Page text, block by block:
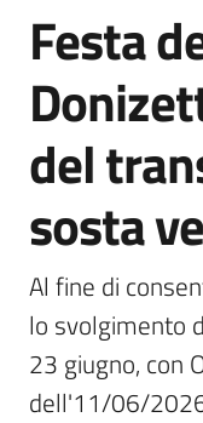
Servizi
Vivere
Russi
Orari
uffici
Segnalazioni
Salta al contenuto
Festa
del
sosta
Al fine di
lo svolgimento
23 giugno, con
dell'11/06/